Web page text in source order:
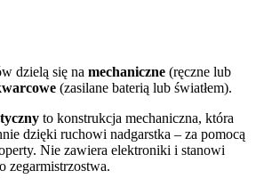
dzielą się na mechaniczne (ręczne lub
(zasilane baterią lub światłem).
to konstrukcja mechaniczna, która
dzięki ruchowi nadgarstka – za pomocą
Nie zawiera elektroniki i stanowi
zegarmistrzostwa.